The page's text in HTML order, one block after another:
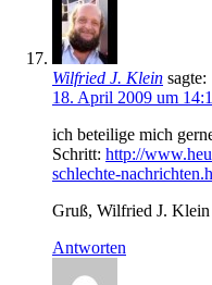
Wilfried J. Klein sagte:
18. April 2009 um
ich beteilige mich
Schritt: http://
schlechte-
Gruß, Wilfried J. Klein
Antworten